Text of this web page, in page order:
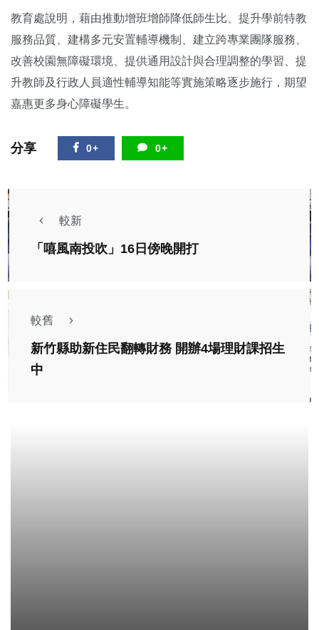
教育處說明，藉由推動增班增師降低師生比、提升學前特教
服務品質、建構多元安置輔導機制、建立跨專業團隊服務、
改善校園無障礙環境、提供通用設計與合理調整的學習、提
升教師及行政人員適性輔導知能等實施策略逐步施行，期望
嘉惠更多身心障礙學生。
分享 0+ 0+
較新
「嘻風南投吹」16日傍晚開打
較舊
新竹縣助新住民翻轉財務 開辦4場理財課招生
中